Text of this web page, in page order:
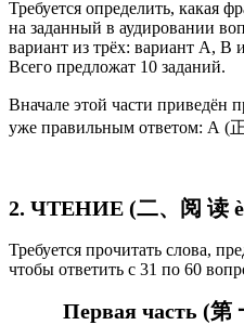
Требуется определить, какая
на заданный в аудировании
вариант из трёх: вариант А, В
Всего предложат 10 заданий.
Вначале этой части приведён
уже правильным ответом: А (
2. ЧТЕНИЕ (二、阅 读
Требуется прочитать слова,
чтобы ответить с 31 по 60
Первая часть (第